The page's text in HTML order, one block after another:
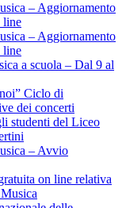
– Aggiornamento
line
– Aggiornamento
line
a scuola – Dal 9 al
Ciclo di
dei concerti
studenti del Liceo
– Avvio
on line relativa